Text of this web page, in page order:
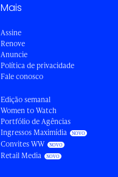
Mais
Assine
Renove
Anuncie
Política de privacidade
Fale conosco
Edição semanal
Women to Watch
Portfólio de Agências
Ingressos Maximídia
Convites WW
Retail Media